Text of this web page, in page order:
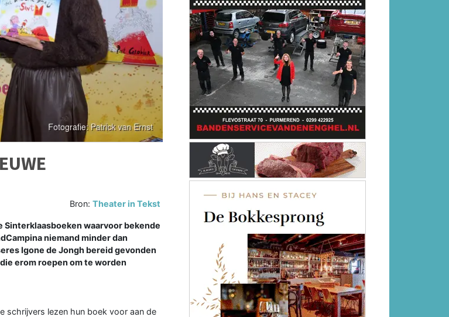
Bron:Theater in Tekst
waarvoor bekende
niemand minder dan
Igone de Jongh bereid gevonden
erom roepen om te worden
schrijvers lezen hun boek voor aan de